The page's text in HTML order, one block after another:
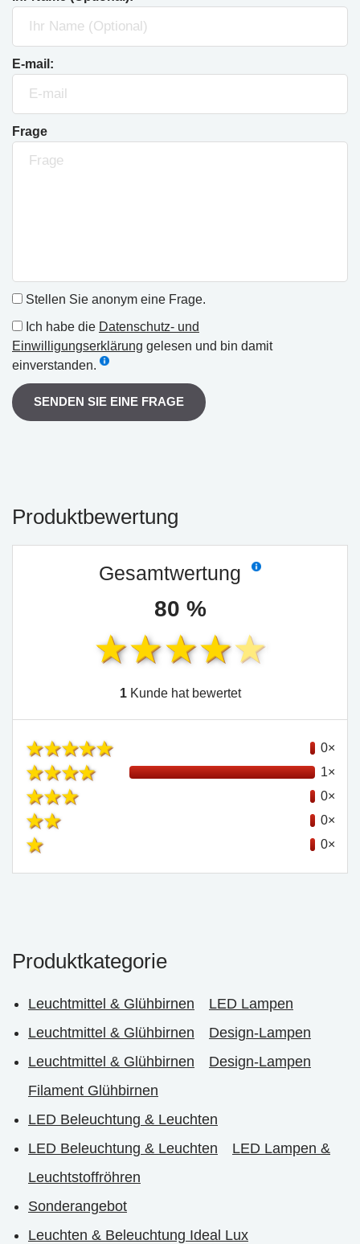
E-mail:
Frage
Stellen Sie anonym eine Frage.
Ich habe die Datenschutz- und
Einwilligungserklärung gelesen und bin damit
einverstanden.
SENDEN SIE EINE FRAGE
Produktbewertung
Gesamtwertung
80 %
1Kunde hat bewertet
0×
1×
0×
0×
0×
Produktkategorie
Leuchtmittel & Glühbirnen
LED Lampen
Leuchtmittel & Glühbirnen
Design-Lampen
Leuchtmittel & Glühbirnen
Design-Lampen
Filament Glühbirnen
LED Beleuchtung & Leuchten
LED Beleuchtung & Leuchten
LED Lampen &
Leuchtstoffröhren
Sonderangebot
Leuchten & Beleuchtung Ideal Lux